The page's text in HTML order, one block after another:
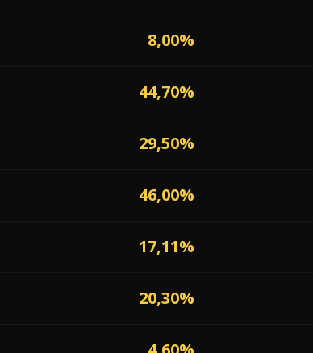
8,00%
44,70%
29,50%
46,00%
17,11%
20,30%